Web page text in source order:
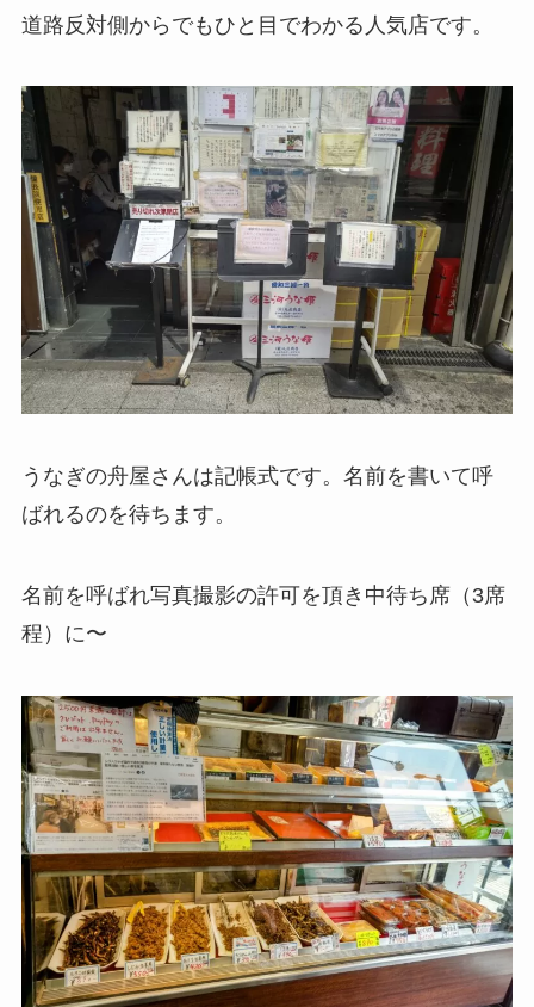
道路反対側からでもひと目でわかる人気店です。
うなぎの舟屋さんは記帳式です。名前を書いて呼
ばれるのを待ちます。
名前を呼ばれ写真撮影の許可を頂き中待ち席（3席
程）に〜